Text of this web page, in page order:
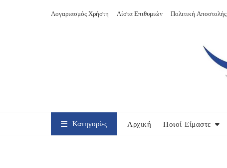
Λογαριασμός Χρήστη Λίστα Επιθυμιών Πολιτική Αποστολής
Κατηγορίες Αρχική Ποιοί Είμαστε